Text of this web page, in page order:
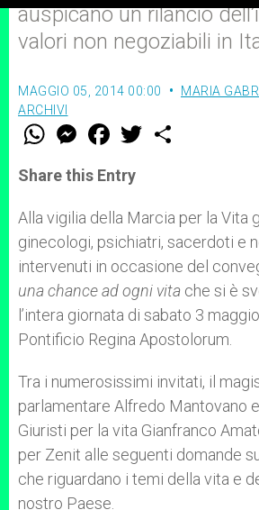
auspicano un rilancio
valori non negoziabili in
MAGGIO 05, 2014 00:00
MARIA
ARCHIVI
W
t
s
p
p
M
e
s
e
g
e
r
F
a
e
b
o
k
w
r
Share this Entry
Alla vigilia della Marcia per la Vita
ginecologi, psichiatri, sacerdoti e
intervenuti in occasione del
una chance ad ogni vita che si è
l’intera giornata di sabato 3
Pontificio Regina Apostolorum.
Tra i numerosissimi invitati, il
parlamentare Alfredo Mantovano
Giuristi per la vita Gianfranco
per Zenit alle seguenti domande
che riguardano i temi della vita e
nostro Paese.